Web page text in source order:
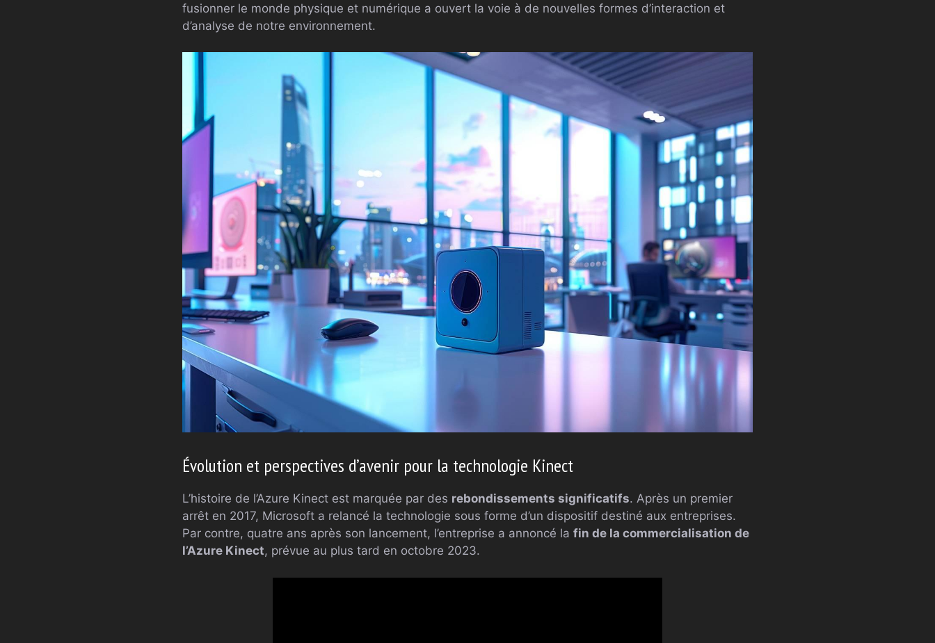
fusionner le monde physique et numérique a ouvert la voie à de nouvelles formes d’interaction et
d’analyse de notre environnement.
Évolution et perspectives d’avenir pour la technologie Kinect
L’histoire de l’Azure Kinect est marquée par des rebondissements significatifs. Après un premier
arrêt en 2017, Microsoft a relancé la technologie sous forme d’un dispositif destiné aux entreprises.
Par contre, quatre ans après son lancement, l’entreprise a annoncé la fin de la commercialisation de
l’Azure Kinect, prévue au plus tard en octobre 2023.